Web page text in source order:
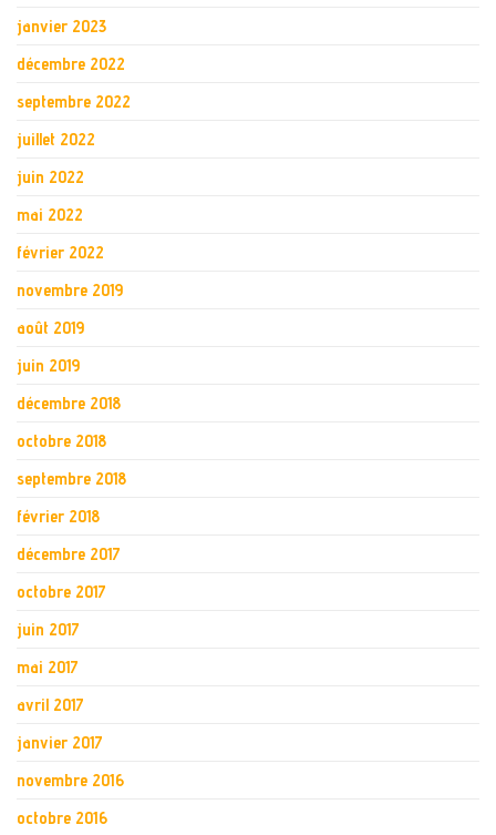
janvier 2023
décembre 2022
septembre 2022
juillet 2022
juin 2022
mai 2022
février 2022
novembre 2019
août 2019
juin 2019
décembre 2018
octobre 2018
septembre 2018
février 2018
décembre 2017
octobre 2017
juin 2017
mai 2017
avril 2017
janvier 2017
novembre 2016
octobre 2016